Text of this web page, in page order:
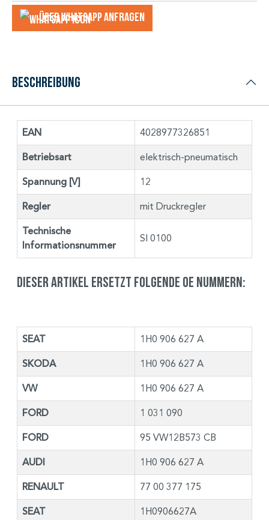
Über WhatsApp anfragеn
Beschreibung
EAN 4028977326851
Betriebsart elektrisch-pneumatisch
Spannung [V] 12
Regler mit Druckregler
Technische
Informationsnummer
SI 0100
Dieser Artikel ersetzt folgende OE Nummern:
SEAT 1H0 906 627 A
SKODA 1H0 906 627 A
VW 1H0 906 627 A
FORD 1 031 090
FORD 95 VW12B573 CB
AUDI 1H0 906 627 A
RENAULT 77 00 377 175
SEAT 1H0906627A